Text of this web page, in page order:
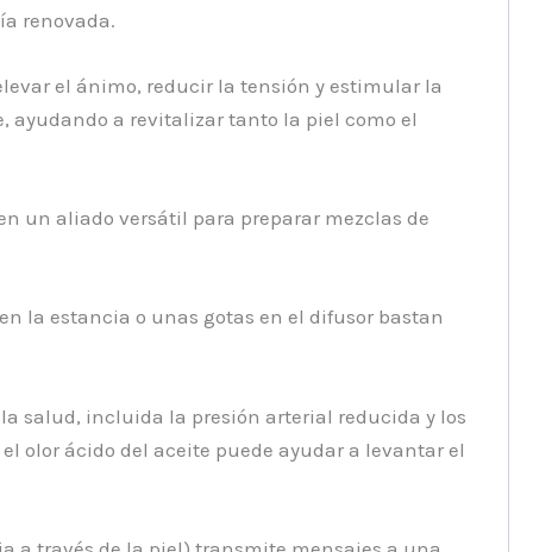
renovada.
el ánimo, reducir la tensión y estimular la
ayudando a revitalizar tanto la piel como el
un aliado versátil para preparar mezclas de
la estancia o unas gotas en el difusor bastan
salud, incluida la presión arterial reducida y los
olor ácido del aceite puede ayudar a levantar el